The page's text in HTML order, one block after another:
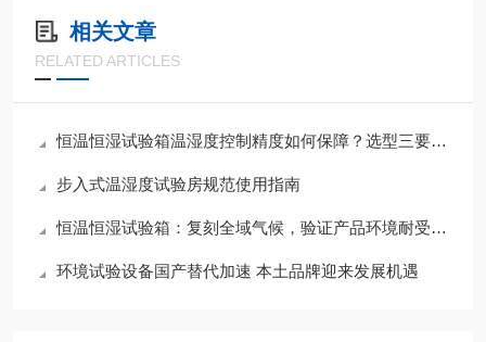
相关文章
RELATED ARTICLES
恒温恒湿试验箱温湿度控制精度如何保障？选型三要素与夏季运维要点
步入式温湿度试验房规范使用指南
恒温恒湿试验箱：复刻全域气候，验证产品环境耐受底线
环境试验设备国产替代加速 本土品牌迎来发展机遇